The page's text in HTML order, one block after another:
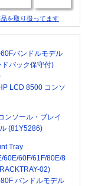
を取り扱ってます
バンドルモデル
バック保守付)
LCD 8500 コンソ
ンソール・ブレイ
(81Y5286)
Tray
60E/60F/61F/80E/8
02)
バンドルモデル